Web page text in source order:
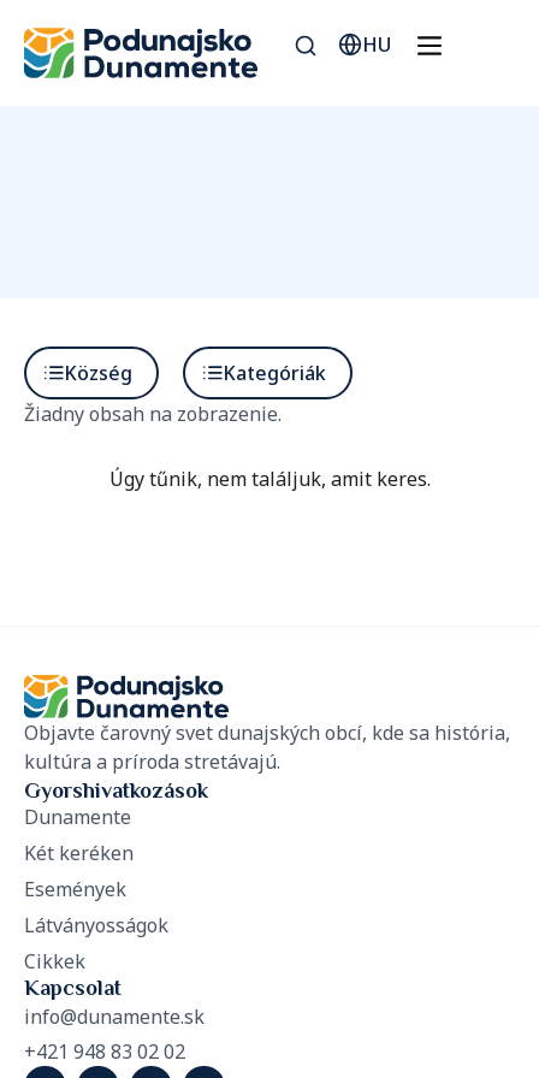
HU
Község
Kategóriák
Žiadny obsah na zobrazenie.
Úgy tűnik, nem találjuk, amit keres.
Objavte čarovný svet dunajských obcí, kde sa história,
kultúra a príroda stretávajú.
Gyorshivatkozások
Dunamente
Két keréken
Események
Látványosságok
Cikkek
Kapcsolat
info@dunamente.sk
+421 948 83 02 02